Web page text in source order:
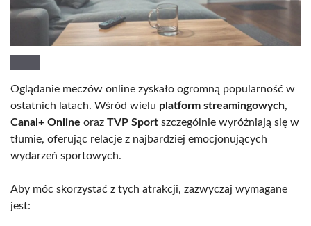
Oglądanie meczów online zyskało ogromną popularność w
ostatnich latach. Wśród wielu platform streamingowych,
Canal+ Online oraz TVP Sport szczególnie wyróżniają się w
tłumie, oferując relacje z najbardziej emocjonujących
wydarzeń sportowych.
Aby móc skorzystać z tych atrakcji, zazwyczaj wymagane
jest: